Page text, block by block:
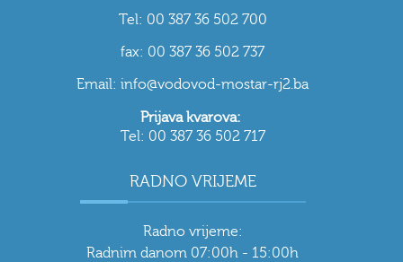
Tel: 00 387 36 502 700
fax: 00 387 36 502 737
Email: info@vodovod-mostar-rj2.ba
Prijava kvarova:
Tel: 00 387 36 502 717
RADNO VRIJEME
Radno vrijeme:
Radnim danom 07:00h - 15:00h